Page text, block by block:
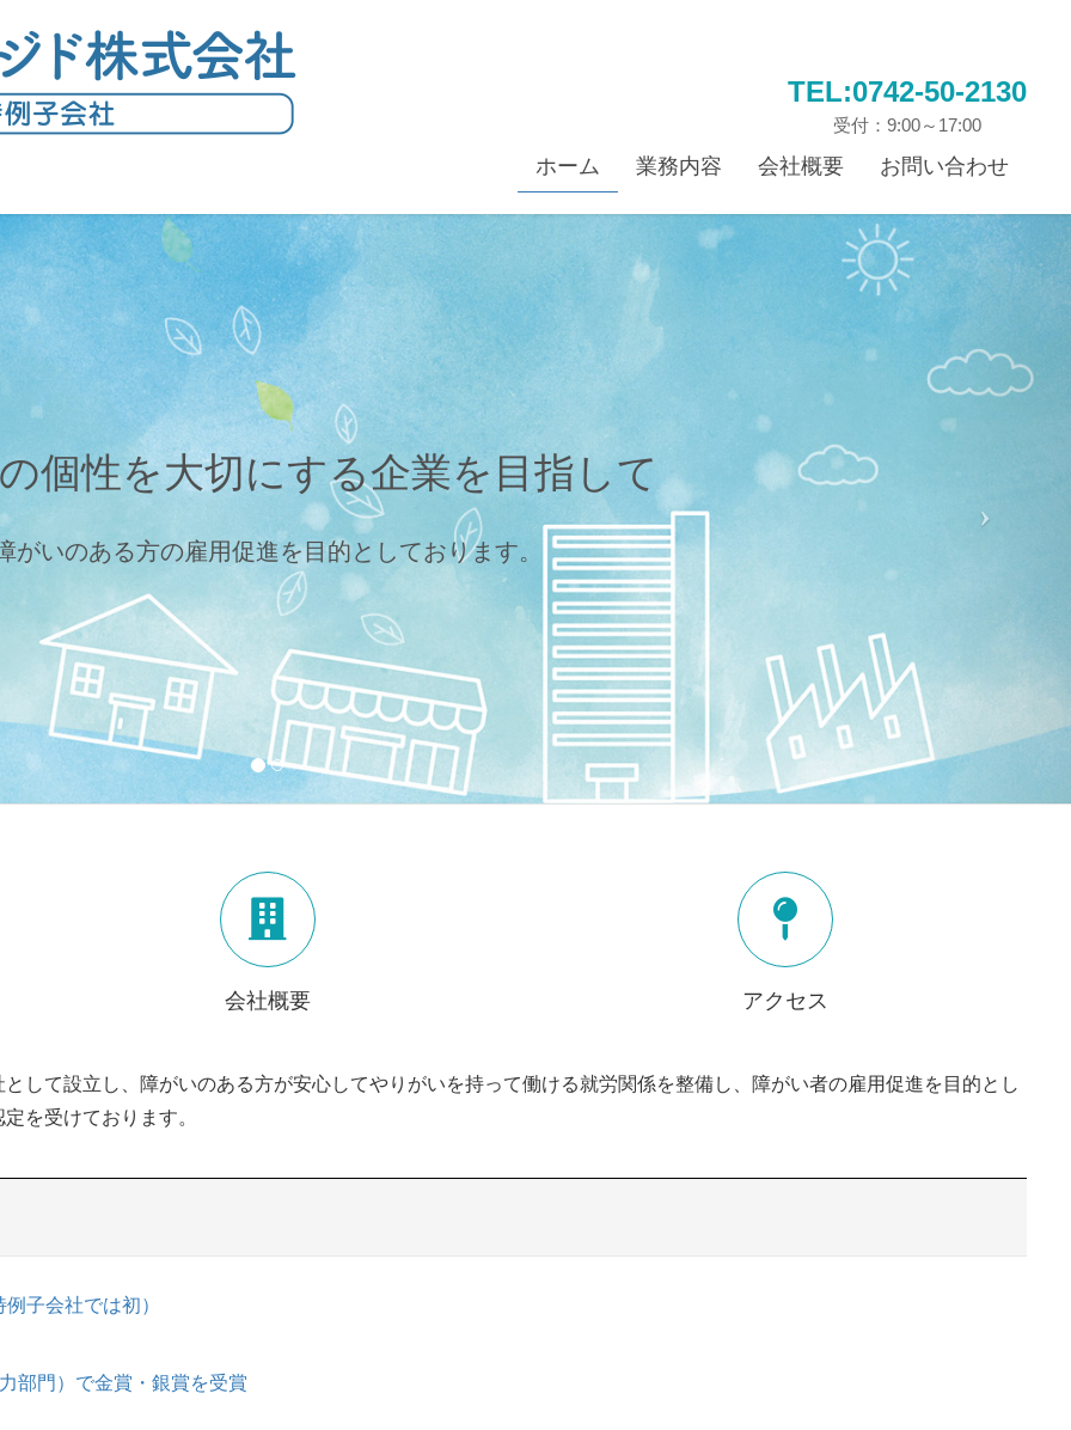
TEL:0742-50-2130
受付：9:00～17:00
ホーム 業務内容 会社概要 お問い合わせ
個性を大切にする企業を目指して
がいのある方の雇用促進を目的としております。
会社概要 アクセス
して設立し、障がいのある方が安心してやりがいを持って働ける就労関係を整備し、障がい者の雇用促進を目的とし
を受けております。
子会社では初）
部門）で金賞・銀賞を受賞